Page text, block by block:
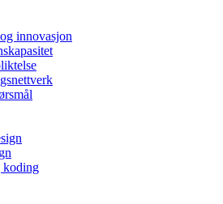
innovasjon
koding